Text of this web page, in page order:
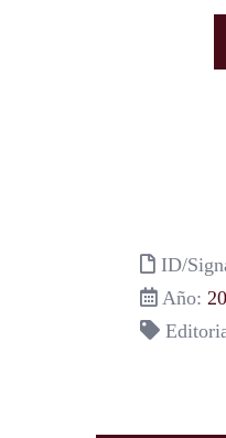
ID/
Año: